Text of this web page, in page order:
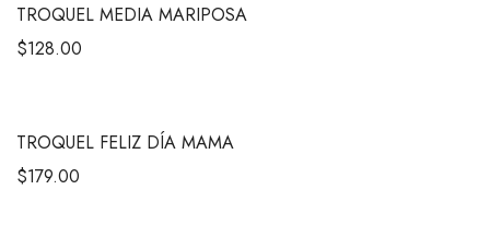
TROQUEL MEDIA MARIPOSA
$128.00
TROQUEL FELIZ DÍA MAMA
$179.00